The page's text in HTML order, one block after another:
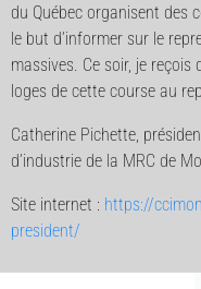
du Québec organisent des
le but d’informer sur le
massives. Ce soir, je
loges de cette course au
Catherine Pichette,
d’industrie de la MRC de
Site internet : https://
president/